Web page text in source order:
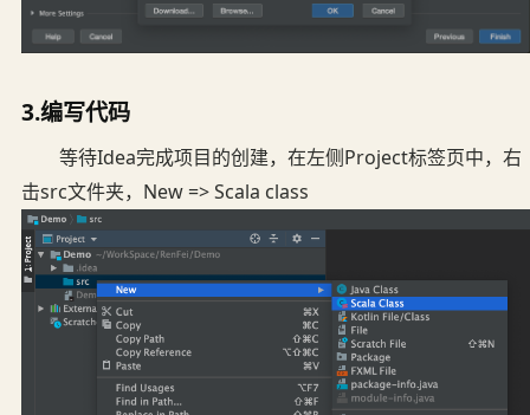
3.编写代码
等待Idea完成项目的创建，在左侧Project标签页中，右
击src文件夹，New => Scala class